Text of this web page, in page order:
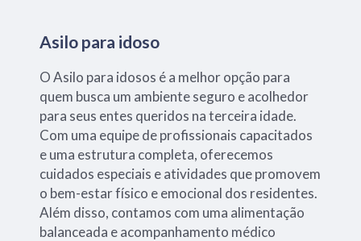
Asilo para idoso
O Asilo para idosos é a melhor opção para
quem busca um ambiente seguro e acolhedor
para seus entes queridos na terceira idade.
Com uma equipe de profissionais capacitados
e uma estrutura completa, oferecemos
cuidados especiais e atividades que promovem
o bem-estar físico e emocional dos residentes.
Além disso, contamos com uma alimentação
balanceada e acompanhamento médico